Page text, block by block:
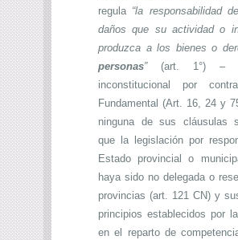
regula “la responsabilidad
daños que su actividad o
produzca a los bienes o
personas”(art. 1°) –
inconstitucional por
Fundamental (Art. 16, 24 y
ninguna de sus cláusulas
que la legislación por
Estado provincial o
haya sido no delegada o
provincias (art. 121 CN) y
principios establecidos por
en el reparto de